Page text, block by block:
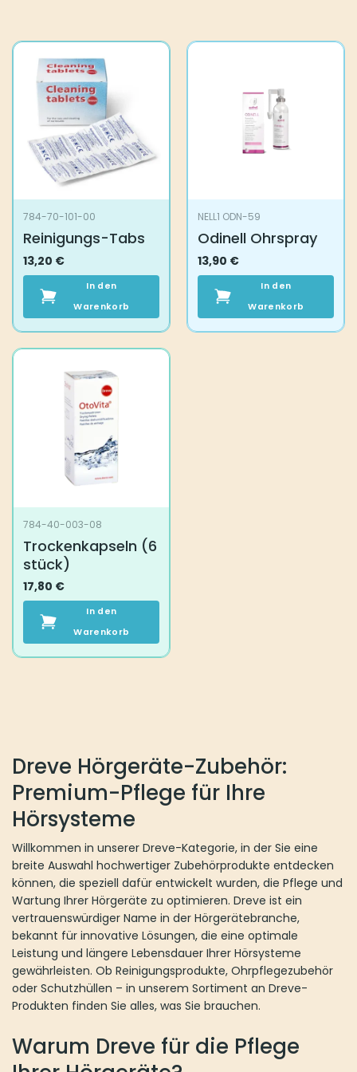
784-70-101-00
Reinigungs-Tabs
13,20 €
In den
Warenkorb
NELL1 ODN-59
Odinell Ohrspray
13,90 €
In den
Warenkorb
784-40-003-08
Trockenkapseln (6
stück)
17,80 €
In den
Warenkorb
Dreve Hörgeräte-Zubehör:
Premium-Pflege für Ihre
Hörsysteme
Willkommen in unserer Dreve-Kategorie, in der Sie eine
breite Auswahl hochwertiger Zubehörprodukte entdecken
können, die speziell dafür entwickelt wurden, die Pflege und
Wartung Ihrer Hörgeräte zu optimieren. Dreve ist ein
vertrauenswürdiger Name in der Hörgerätebranche,
bekannt für innovative Lösungen, die eine optimale
Leistung und längere Lebensdauer Ihrer Hörsysteme
gewährleisten. Ob Reinigungsprodukte, Ohrpflegezubehör
oder Schutzhüllen – in unserem Sortiment an Dreve-
Produkten finden Sie alles, was Sie brauchen.
Warum Dreve für die Pflege